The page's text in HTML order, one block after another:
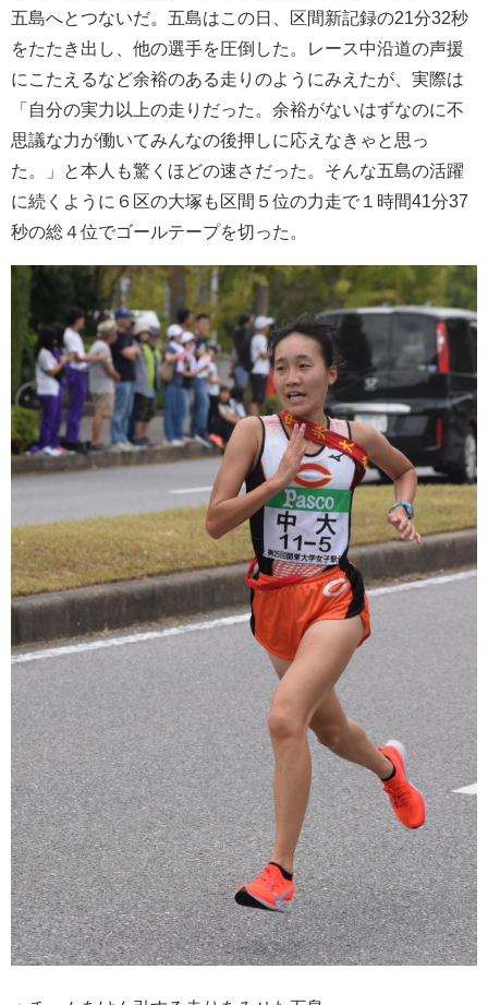
五島へとつないだ。五島はこの日、区間新記録の21分32秒
をたたき出し、他の選手を圧倒した。レース中沿道の声援
にこたえるなど余裕のある走りのようにみえたが、実際は
「自分の実力以上の走りだった。余裕がないはずなのに不
思議な力が働いてみんなの後押しに応えなきゃと思っ
た。」と本人も驚くほどの速さだった。そんな五島の活躍
に続くように６区の大塚も区間５位の力走で１時間41分37
秒の総４位でゴールテープを切った。